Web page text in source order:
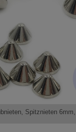
Spitznieten